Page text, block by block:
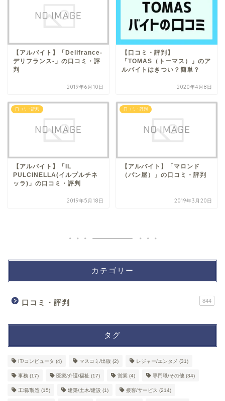
【アルバイト】「Delifrance-
デリフランス-」の口コミ・評
判
2019年6月10日
【口コミ・評判】
「TOMAS（トーマス）」のア
ルバイトはきつい？簡単？
2020年4月8日
口コミ・評判
【アルバイト】「IL
PULCINELLA(イルプルチネ
ッラ)」の口コミ・評判
2019年5月18日
口コミ・評判
【アルバイト】「マロンド
（パン屋）」の口コミ・評判
2019年3月20日
カテゴリー
口コミ・評判 844
タグ
IT/コンピュータ (4) マスコミ/出版 (2) レジャー/エンタメ (31)
事務 (17) 医療/介護/福祉 (17) 営業 (4) 専門職/その他 (34)
工場/製造 (15) 建築/土木/建設 (1) 接客/サービス (214)